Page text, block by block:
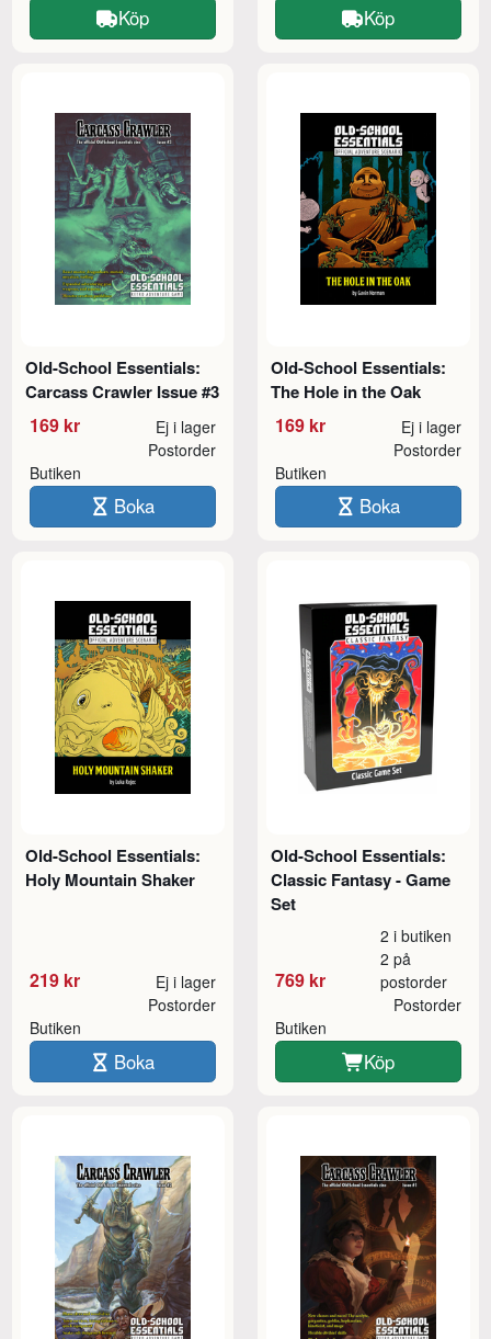
Köp Köp
Old-School Essentials:
Carcass Crawler Issue #3
169 kr Ej i lager
Butiken
Postorder
Boka
Old-School Essentials:
The Hole in the Oak
169 kr Ej i lager
Butiken
Postorder
Boka
Old-School Essentials:
Holy Mountain Shaker
219 kr Ej i lager
Butiken
Postorder
Boka
Old-School Essentials:
Classic Fantasy - Game
Set
769 kr
2 i butiken
2 på
postorder
Butiken
Postorder
Köp